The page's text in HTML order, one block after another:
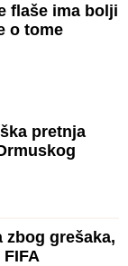
flaše ima bolji
o tome
pretnja
zbog grešaka,